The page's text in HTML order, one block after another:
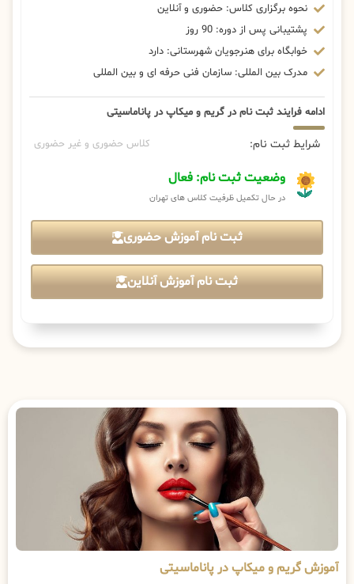
نحوه برگزاری کلاس: حضوری و آنلاین
پشتیبانی پس از دوره: 90 روز
خوابگاه برای هنرجویان شهرستانی: دارد
مدرک بین المللی: سازمان فنی حرفه ای و بین المللی
ادامه فرایند ثبت نام در گریم و میکاپ در پاناماسیتی
شرایط ثبت نام: کلاس حضوری و غیر حضوری
وضعیت ثبت نام: فعال
در حال تکمیل ظرفیت کلاس های تهران
ثبت نام آموزش حضوری
ثبت نام آموزش آنلاین
آموزش گریم و میکاپ در پاناماسیتی